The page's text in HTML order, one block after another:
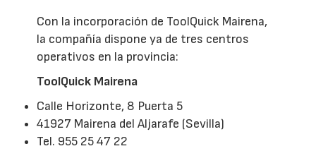
Con la incorporación de ToolQuick Mairena,
la compañía dispone ya de tres centros
operativos en la provincia:
ToolQuick Mairena
Calle Horizonte, 8 Puerta 5
41927 Mairena del Aljarafe (Sevilla)
Tel. 955 25 47 22